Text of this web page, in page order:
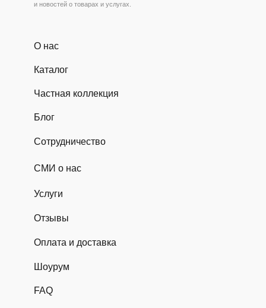
и новостей о товарах и услугах.
Каталог
О нас
Блог
Частная коллекция
Сотрудничество
Услуги
Отзывы
Оплата и доставка
СМИ о нас
Шоурум
FAQ